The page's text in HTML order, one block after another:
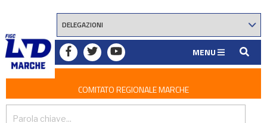
MENU
COMITATO REGIONALE MARCHE